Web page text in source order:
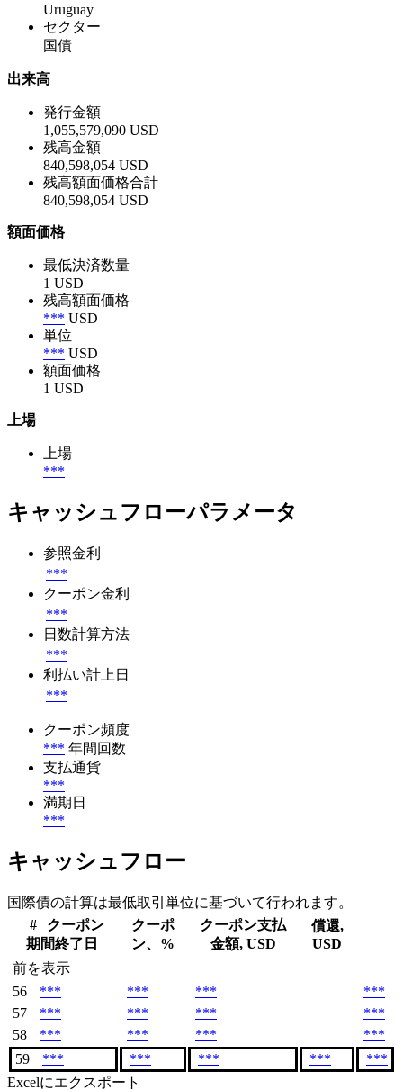
Uruguay
セクター
国債
出来高
発行金額
1,055,579,090 USD
残高金額
840,598,054 USD
残高額面価格合計
840,598,054 USD
額面価格
最低決済数量
1 USD
残高額面価格
*** USD
単位
*** USD
額面価格
1 USD
上場
上場
***
キャッシュフローパラメータ
参照金利
***
クーポン金利
***
日数計算方法
***
利払い計上日
***
クーポン頻度
*** 年間回数
支払通貨
***
満期日
***
キャッシュフロー
国際債の計算は最低取引単位に基づいて行われます。
#
クーポン
期間終了日
クーポ
ン、%
クーポン支払
金額, USD
償還,
USD
前を表示
56
*** *** ***
***
57
*** *** ***
***
58
*** *** ***
***
59
*** *** *** ***
***
Excelにエクスポート